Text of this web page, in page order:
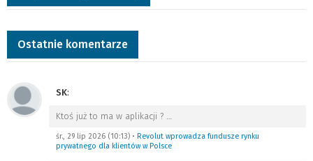
Ostatnie komentarze
SK:
Ktoś już to ma w aplikacji ? …
śr., 29 lip 2026 (10:13) • Revolut wprowadza fundusze rynku
prywatnego dla klientów w Polsce